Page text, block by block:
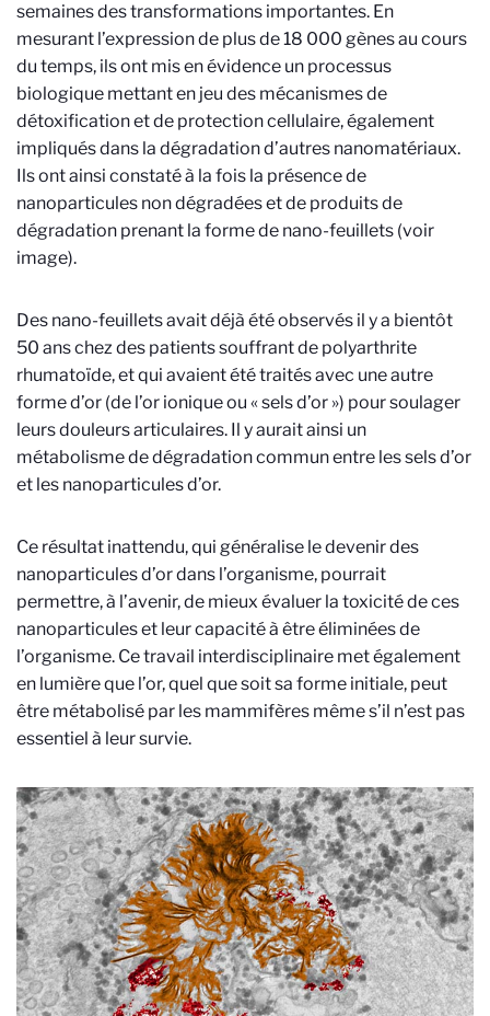
semaines des transformations importantes. En
mesurant l’expression de plus de 18 000 gènes au cours
du temps, ils ont mis en évidence un processus
biologique mettant en jeu des mécanismes de
détoxification et de protection cellulaire, également
impliqués dans la dégradation d’autres nanomatériaux.
Ils ont ainsi constaté à la fois la présence de
nanoparticules non dégradées et de produits de
dégradation prenant la forme de nano-feuillets (voir
image).
Des nano-feuillets avait déjà été observés il y a bientôt
50 ans chez des patients souffrant de polyarthrite
rhumatoïde, et qui avaient été traités avec une autre
forme d’or (de l’or ionique ou « sels d’or ») pour soulager
leurs douleurs articulaires. Il y aurait ainsi un
métabolisme de dégradation commun entre les sels d’or
et les nanoparticules d’or.
Ce résultat inattendu, qui généralise le devenir des
nanoparticules d’or dans l’organisme, pourrait
permettre, à l’avenir, de mieux évaluer la toxicité de ces
nanoparticules et leur capacité à être éliminées de
l’organisme. Ce travail interdisciplinaire met également
en lumière que l’or, quel que soit sa forme initiale, peut
être métabolisé par les mammifères même s’il n’est pas
essentiel à leur survie.